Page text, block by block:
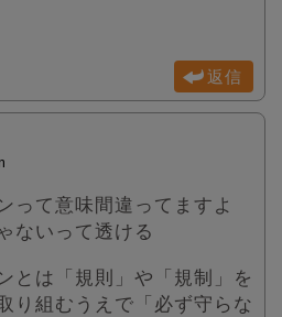
返信
って意味間違ってますよ
ないって透ける
とは「規則」や「規制」を
り組むうえで「必ず守らな